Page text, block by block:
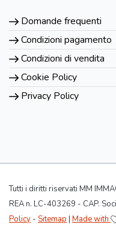
Domande frequenti
Condizioni pagamento
Condizioni di vendita
Cookie Policy
Privacy Policy
Tutti i diritti riservati MM
REA n. LC-403269 - CAP.
Policy - Sitemap | Made with